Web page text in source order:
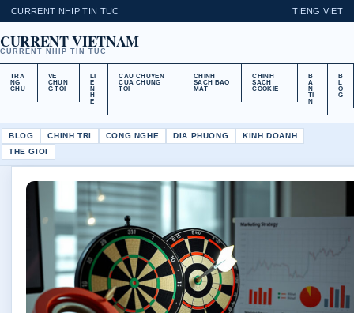
CURRENT NHIP TIN TUC TIENG VIET
CURRENT VIETNAM
CURRENT NHIP TIN TUC
TRA
NG
CHU
VE
CHUN
G TOI
LI
E
N
H
E
CAU CHUYEN
CUA CHUNG
TOI
CHINH
SACH BAO
MAT
CHINH
SACH
COOKIE
B
A
N
TI
N
B
L
O
G
BLOG CHINH TRI CONG NGHE DIA PHUONG
KINH DOANH
THE GIOI